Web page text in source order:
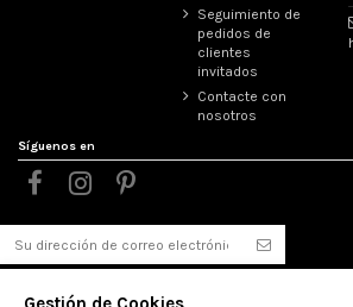
Seguimiento de
pedidos de
clientes
invitados
Contacte con
nosotros
Síguenos en
legal.